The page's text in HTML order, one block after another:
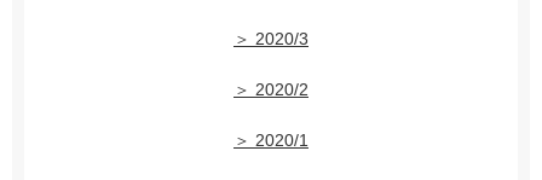
＞ 2020/3
＞ 2020/2
＞ 2020/1